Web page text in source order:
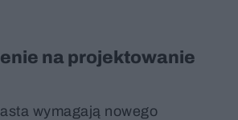
na projektowanie
wymagają nowego